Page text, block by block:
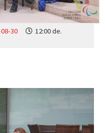
30
12:00 de.